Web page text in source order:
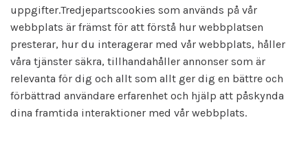
uppgifter.Tredjepartscookies som används på vår
webbplats är främst för att förstå hur webbplatsen
presterar, hur du interagerar med vår webbplats, håller
våra tjänster säkra, tillhandahåller annonser som är
relevanta för dig och allt som allt ger dig en bättre och
förbättrad användare erfarenhet och hjälp att påskynda
dina framtida interaktioner med vår webbplats.